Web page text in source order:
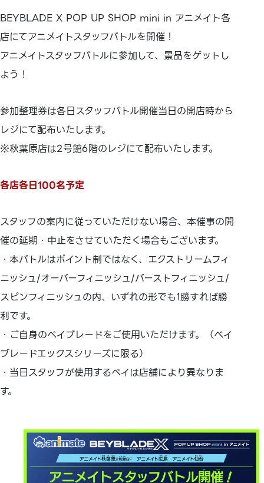
BEYBLADE X POP UP SHOP mini in アニメイト各
店にてアニメイトスタッフバトルを開催！
アニメイトスタッフバトルに参加して、景品をゲットし
よう！
参加整理券は各日スタッフバトル開催当日の開店時から
レジにて配布いたします。
※秋葉原店は2号館6階のレジにて配布いたします。
各店各日100名予定
スタッフの案内に従っていただけない場合、本催事の開
催の延期・中止をさせていただく場合もございます。
・本バトルはポイント制ではなく、エクストリームフィ
ニッシュ/オーバーフィニッシュ/バーストフィニッシュ/
スピンフィニッシュの内、いずれの形でも1勝すれば勝
利です。
・ご自身のベイブレードをご使用いただけます。（ベイ
ブレードエックスシリーズに限る）
・当日スタッフが使用するベイは店舗により異なりま
す。